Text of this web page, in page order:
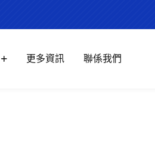
更多資訊 聯係我們